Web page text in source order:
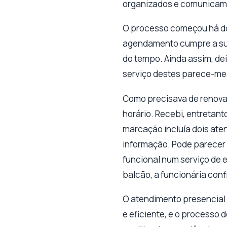
organizados e
O processo começou há
agendamento cumpre a
do tempo. Ainda assim,
serviço destes parece-
Como precisava de
horário. Recebi,
marcação incluía dois
informação. Pode
funcional num serviço de
balcão, a funcionária
O atendimento
e eficiente, e o processo